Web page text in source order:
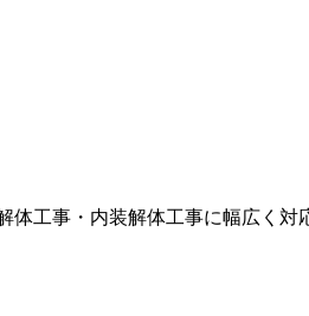
工事・内装解体工事に幅広く対